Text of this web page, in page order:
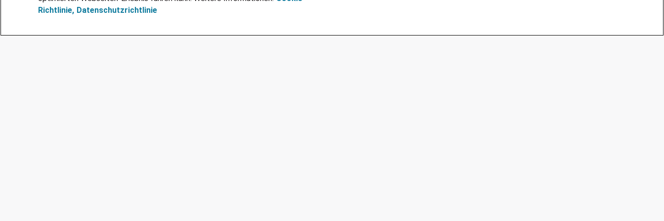
Richtlinie, Datenschutzrichtlinie